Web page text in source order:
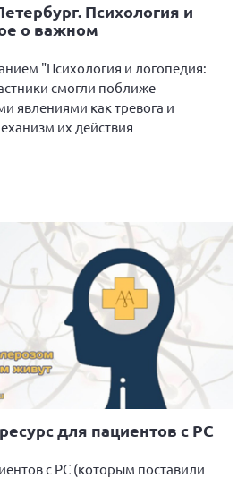
Психология и
о важном
"Психология и логопедия:
смогли поближе
явлениями как тревога и
их действия
для пациентов с РС
с РС (которым поставили